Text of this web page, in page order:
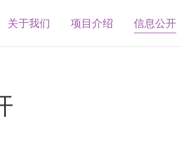
关于我们 项目介绍 信息公开